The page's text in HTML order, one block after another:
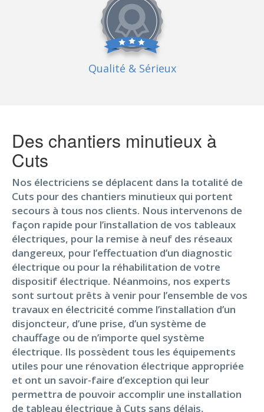
Qualité & Sérieux
Des chantiers minutieux à
Cuts
Nos électriciens se déplacent dans la totalité de
Cuts pour des chantiers minutieux qui portent
secours à tous nos clients. Nous intervenons de
façon rapide pour l’installation de vos tableaux
électriques, pour la remise à neuf des réseaux
dangereux, pour l’effectuation d’un diagnostic
électrique ou pour la réhabilitation de votre
dispositif électrique. Néanmoins, nos experts
sont surtout prêts à venir pour l’ensemble de vos
travaux en électricité comme l’installation d’un
disjoncteur, d’une prise, d’un système de
chauffage ou de n’importe quel système
électrique. Ils possèdent tous les équipements
utiles pour une rénovation électrique appropriée
et ont un savoir-faire d’exception qui leur
permettra de pouvoir accomplir une installation
de tableau électrique à Cuts sans délais,